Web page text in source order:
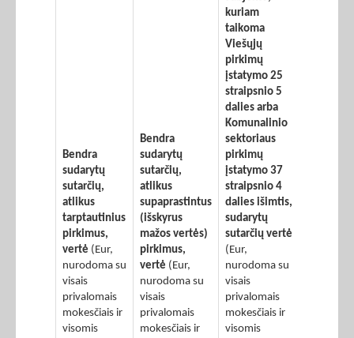
Bendra
sudarytų
sutarčių,
atlikus
tarptautinius
pirkimus,
vertė (Eur,
nurodoma su
visais
privalomais
mokesčiais ir
visomis
Bendra
sudarytų
sutarčių,
atlikus
supaprastintus
(išskyrus
mažos vertės)
pirkimus,
vertė (Eur,
nurodoma su
visais
privalomais
mokesčiais ir
kuriam
taikoma
Viešųjų
pirkimų
įstatymo 25
straipsnio 5
dalies arba
Komunalinio
sektoriaus
pirkimų
įstatymo 37
straipsnio 4
dalies išimtis,
sudarytų
sutarčių vertė
(Eur,
nurodoma su
visais
privalomais
mokesčiais ir
visomis